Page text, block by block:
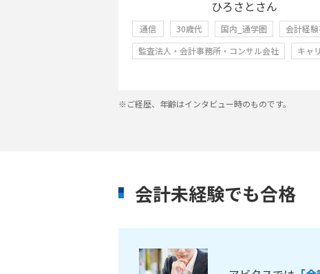
ひろさとさん
通信 30歳代 国内_通学圏
会計経
監査法人・会計事務所・コンサル会社
キャ
※ご経歴、年齢はインタビュー時のものです。
会計未経験でも合格